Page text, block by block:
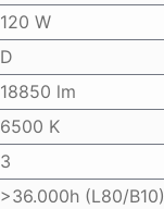
120 W
D
18850 lm
6500 K
3
>36.000h (L80/B10)